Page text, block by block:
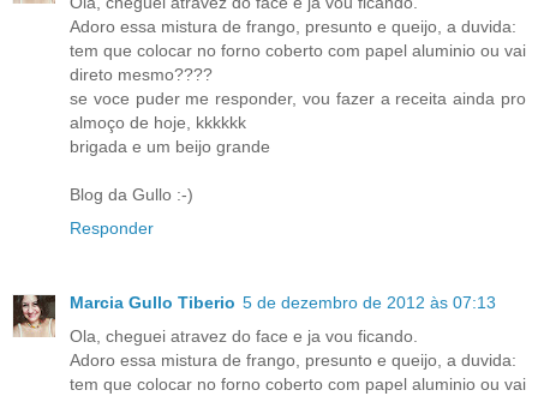
Adoro essa mistura de frango, presunto e queijo, a duvida:
tem que colocar no forno coberto com papel aluminio ou vai
direto mesmo????
se voce puder me responder, vou fazer a receita ainda pro
almoço de hoje, kkkkkk
brigada e um beijo grande
Blog da Gullo :-)
Responder
Marcia Gullo Tiberio 5 de dezembro de 2012 às 07:13
Ola, cheguei atravez do face e ja vou ficando.
Adoro essa mistura de frango, presunto e queijo, a duvida:
tem que colocar no forno coberto com papel aluminio ou vai